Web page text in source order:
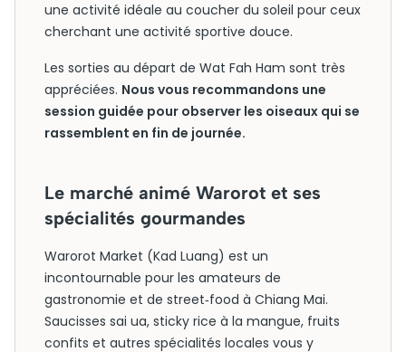
une activité idéale au coucher du soleil pour ceux
cherchant une activité sportive douce.
Les sorties au départ de Wat Fah Ham sont très
appréciées. Nous vous recommandons une
session guidée pour observer les oiseaux qui se
rassemblent en fin de journée.
Le marché animé Warorot et ses
spécialités gourmandes
Warorot Market (Kad Luang) est un
incontournable pour les amateurs de
gastronomie et de street‑food à Chiang Mai.
Saucisses sai ua, sticky rice à la mangue, fruits
confits et autres spécialités locales vous y